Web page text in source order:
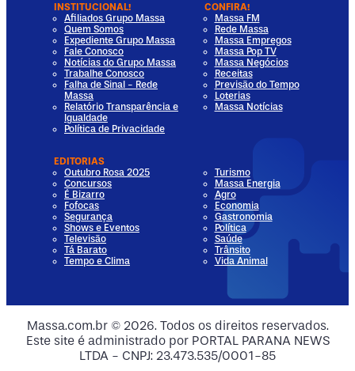
Media
Media
Media
INSTITUCIONAL!
Afiliados Grupo Massa
Quem Somos
Expediente Grupo Massa
Fale Conosco
Notícias do Grupo Massa
Trabalhe Conosco
Falha de Sinal - Rede
Massa
Relatório Transparência e
Igualdade
Política de Privacidade
CONFIRA!
Massa FM
Rede Massa
Massa Empregos
Massa Pop TV
Massa Negócios
Receitas
Previsão do Tempo
Loterias
Massa Notícias
EDITORIAS
Outubro Rosa 2025
Concursos
É Bizarro
Fofocas
Segurança
Shows e Eventos
Televisão
Tá Barato
Tempo e Clima
Turismo
Massa Energia
Agro
Economia
Gastronomia
Política
Saúde
Trânsito
Vida Animal
Massa.com.br © 2026. Todos os direitos reservados.
Este site é administrado por PORTAL PARANA NEWS
LTDA - CNPJ: 23.473.535/0001-85